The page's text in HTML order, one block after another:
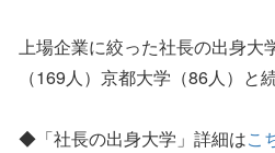
上場企業に絞った社長の出身大
（169人）京都大学（86人）と
◆「社長の出身大学」詳細はこ